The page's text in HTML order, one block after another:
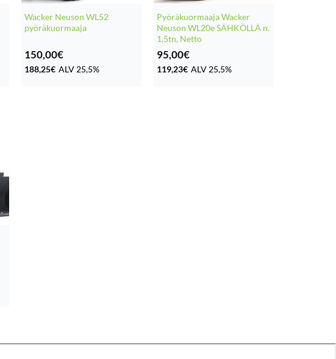
Wacker Neuson WL52
pyöräkuormaaja
150,00€
188,25€ ALV 25,5%
Pyöräkuormaaja Wacker
Neuson WL20e SÄHKÖLLÄ n.
1,5tn, Netto
95,00€
119,23€ ALV 25,5%